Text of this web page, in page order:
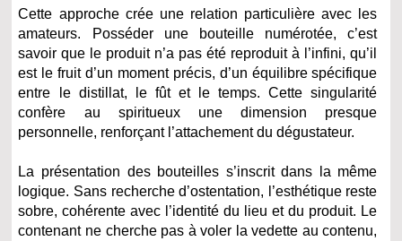
Cette approche crée une relation particulière avec les
amateurs. Posséder une bouteille numérotée, c’est
savoir que le produit n’a pas été reproduit à l’infini, qu’il
est le fruit d’un moment précis, d’un équilibre spécifique
entre le distillat, le fût et le temps. Cette singularité
confère au spiritueux une dimension presque
personnelle, renforçant l’attachement du dégustateur.
La présentation des bouteilles s’inscrit dans la même
logique. Sans recherche d’ostentation, l’esthétique reste
sobre, cohérente avec l’identité du lieu et du produit. Le
contenant ne cherche pas à voler la vedette au contenu,